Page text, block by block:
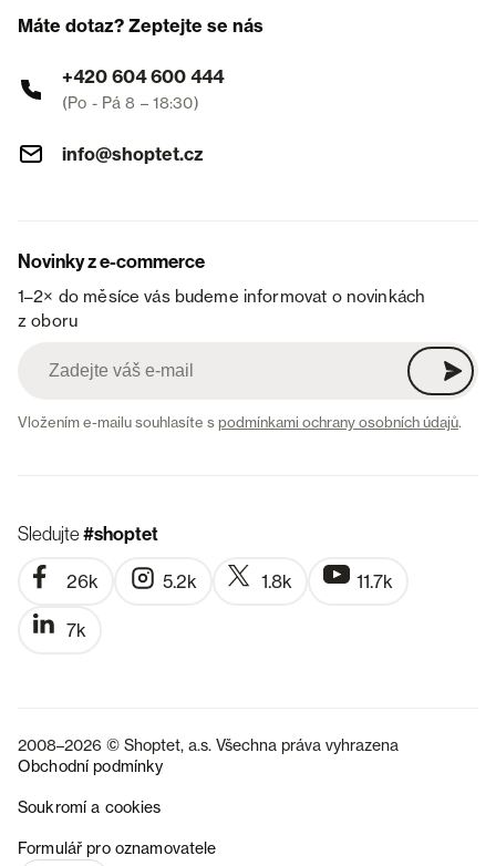
Máte dotaz? Zeptejte se nás
+420 604 600 444
(Po - Pá 8 – 18:30)
info@shoptet.cz
Novinky z e-commerce
1–2× do měsíce vás budeme informovat o novinkách
z oboru
Vložením e-mailu souhlasíte spodmínkami ochrany osobních údajů.
Sledujte#shoptet
26k 5.2k 1.8k 11.7k
7k
2008–2026 © Shoptet, a.s. Všechna práva vyhrazena
Obchodní podmínky
Soukromí a cookies
Formulář pro oznamovatele